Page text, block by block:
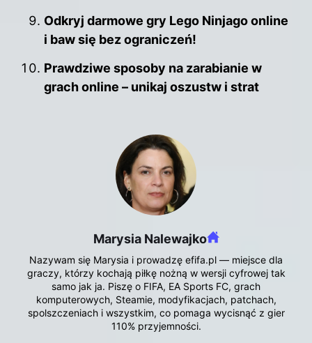
Odkryj darmowe gry Lego Ninjago online
i baw się bez ograniczeń!
Prawdziwe sposoby na zarabianie w
grach online – unikaj oszustw i strat
Marysia Nalewajko
Nazywam się Marysia i prowadzę efifa.pl — miejsce dla
graczy, którzy kochają piłkę nożną w wersji cyfrowej tak
samo jak ja. Piszę o FIFA, EA Sports FC, grach
komputerowych, Steamie, modyfikacjach, patchach,
spolszczeniach i wszystkim, co pomaga wycisnąć z gier
110% przyjemności.